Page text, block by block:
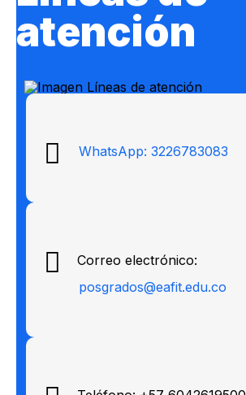
atención
WhatsApp: 3226783083
Correo electrónico:
posgrados@eafit.edu.co